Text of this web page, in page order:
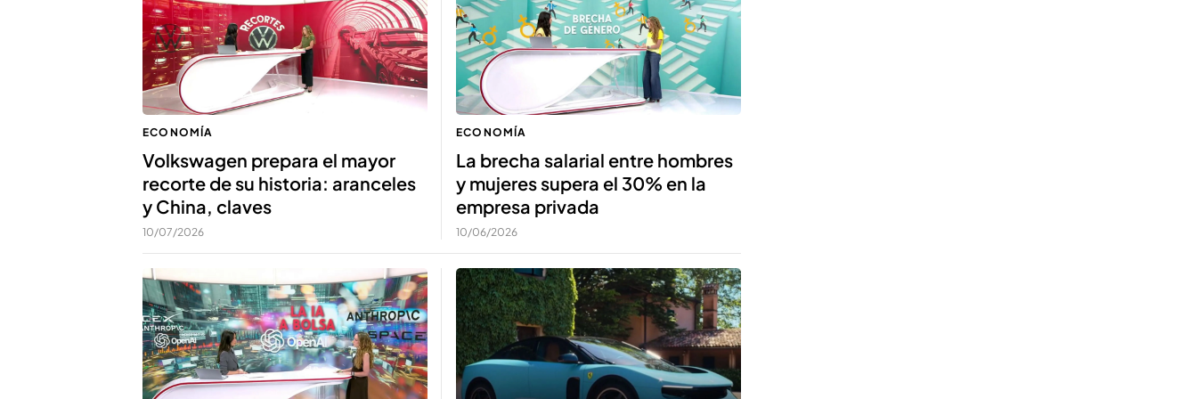
ECONOMÍA
Volkswagen prepara el mayor
recorte de su historia: aranceles
y China, claves
10/07/2026
ECONOMÍA
La brecha salarial entre hombres
y mujeres supera el 30% en la
empresa privada
10/06/2026